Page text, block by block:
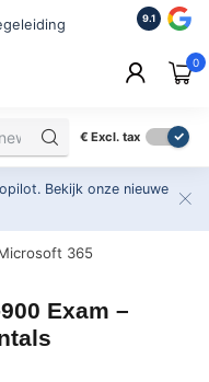
ISO
2.500+
9.1
0
€ Excl. tax
Bekijk onze nieuwe
365
Exam –